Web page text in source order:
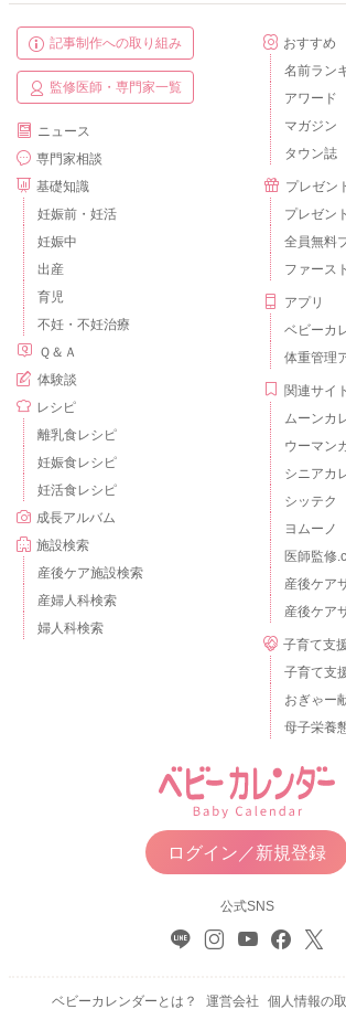
記事制作への取り組み
監修医師・専門家一覧
ニュース
専門家相談
基礎知識
妊娠前・妊活
妊娠中
出産
育児
不妊・不妊治療
Ｑ＆Ａ
体験談
レシピ
離乳食レシピ
妊娠食レシピ
妊活食レシピ
成長アルバム
施設検索
産後ケア施設検索
産婦人科検索
婦人科検索
おすすめ
名前ラン
アワード
マガジン
タウン誌
プレゼン
プレゼン
全員無料
ファース
アプリ
ベビーカ
体重管理
関連サイト
ムーンカ
ウーマン
シニアカ
シッテク
ヨムーノ
医師監修
産後ケア
産後ケア
子育て支
子育て支
おぎゃー
母子栄養
ログイン／新規登録
公式SNS
ベビーカレンダーとは？ 運営会社 個人情報の